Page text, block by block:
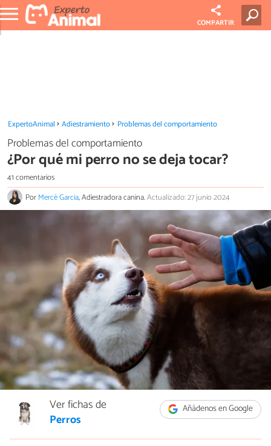
COMPARTIR
ExpertoAnimal Adiestramiento Problemas del comportamiento
Problemas del comportamiento
¿Por qué mi perro no se deja tocar?
41 comentarios
PorMercè Garcia, Adiestradora canina.Actualizado: 27 junio 2024
Añádenos en Google
Ver fichas de
Perros